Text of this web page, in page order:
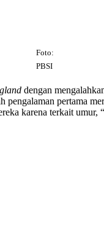
Foto:
PBSI
dengan
pengalaman pertama
karena terkait umur,